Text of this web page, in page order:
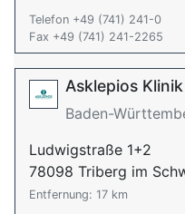
Telefon +49 (741) 241-0
Fax +49 (741) 241-2265
Asklepios
Baden-
Ludwigstraße 1+2
78098 Triberg im
Entfernung: 17 km